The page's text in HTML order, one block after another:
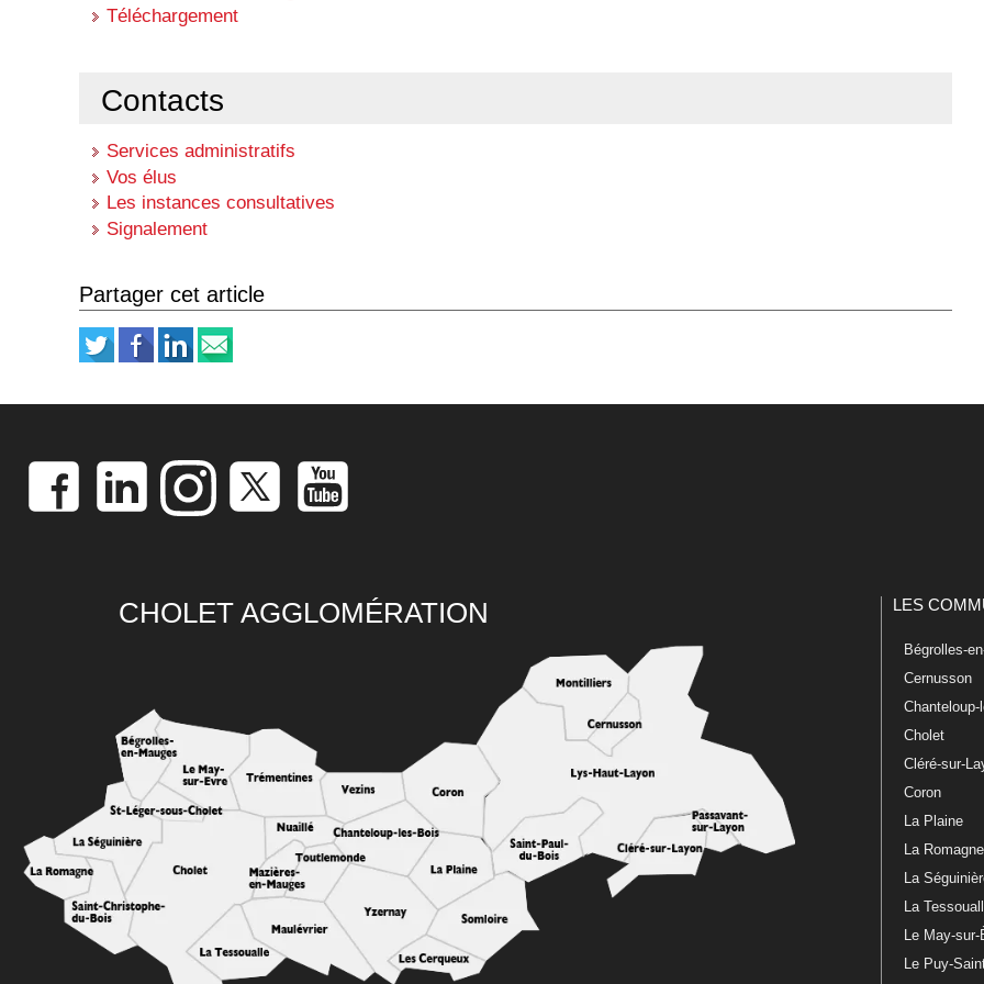
Téléchargement
Contacts
Services administratifs
Vos élus
Les instances consultatives
Signalement
Partager cet article
CHOLET AGGLOMÉRATION LES
Bégrolles-
Cernusson
Chanteloup-
Cholet
Cléré-sur-
Coron
La Plaine
La Romagne
La
La
Le May-
Le Puy-